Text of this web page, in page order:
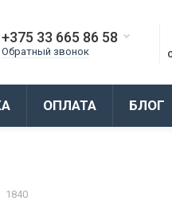
+375 33 665 86 58
Обратный звонок
ОПЛАТА БЛОГ
1840